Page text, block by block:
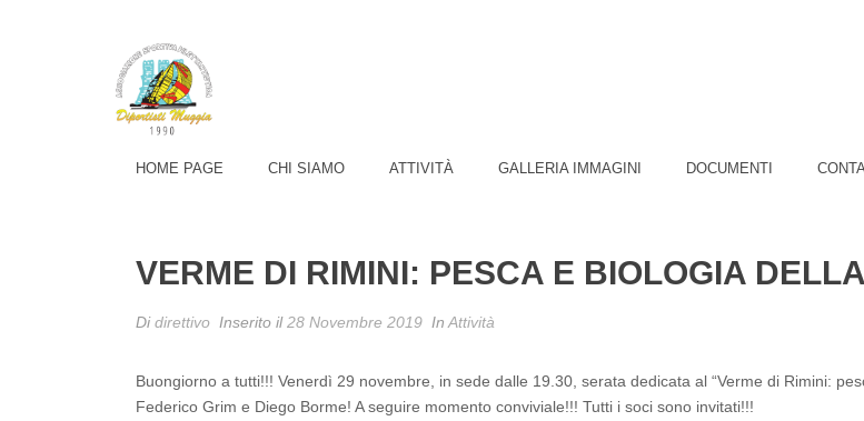
HOME PAGE CHI SIAMO ATTIVITÀ GALLERIA IMMAGINI DOCUMENTI
VERME DI RIMINI: PESCA E BIOLOGIA
Didirettivo Inserito il28 Novembre 2019 In Attività
Buongiorno a tutti!!! Venerdì 29 novembre, in sede dalle 19.30, serata dedicata al “Verme di Rimini:
Federico Grim e Diego Borme! A seguire momento conviviale!!! Tutti i soci sono invitati!!!